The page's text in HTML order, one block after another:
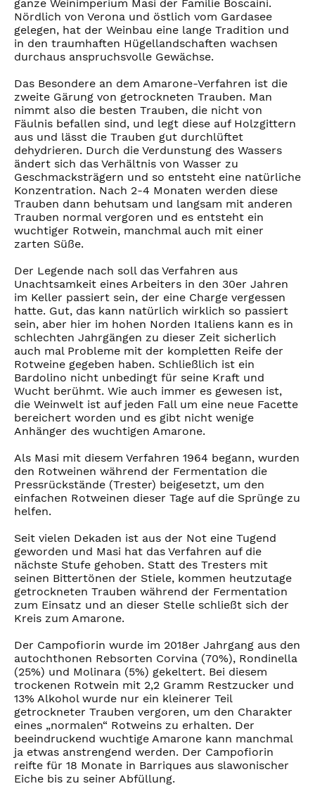
ganze Weinimperium Masi der Familie Boscaini.
Nördlich von Verona und östlich vom Gardasee
gelegen, hat der Weinbau eine lange Tradition und
in den traumhaften Hügellandschaften wachsen
durchaus anspruchsvolle Gewächse.
Das Besondere an dem Amarone-Verfahren ist die
zweite Gärung von getrockneten Trauben. Man
nimmt also die besten Trauben, die nicht von
Fäulnis befallen sind, und legt diese auf Holzgittern
aus und lässt die Trauben gut durchlüftet
dehydrieren. Durch die Verdunstung des Wassers
ändert sich das Verhältnis von Wasser zu
Geschmacksträgern und so entsteht eine natürliche
Konzentration. Nach 2-4 Monaten werden diese
Trauben dann behutsam und langsam mit anderen
Trauben normal vergoren und es entsteht ein
wuchtiger Rotwein, manchmal auch mit einer
zarten Süße.
Der Legende nach soll das Verfahren aus
Unachtsamkeit eines Arbeiters in den 30er Jahren
im Keller passiert sein, der eine Charge vergessen
hatte. Gut, das kann natürlich wirklich so passiert
sein, aber hier im hohen Norden Italiens kann es in
schlechten Jahrgängen zu dieser Zeit sicherlich
auch mal Probleme mit der kompletten Reife der
Rotweine gegeben haben. Schließlich ist ein
Bardolino nicht unbedingt für seine Kraft und
Wucht berühmt. Wie auch immer es gewesen ist,
die Weinwelt ist auf jeden Fall um eine neue Facette
bereichert worden und es gibt nicht wenige
Anhänger des wuchtigen Amarone.
Als Masi mit diesem Verfahren 1964 begann, wurden
den Rotweinen während der Fermentation die
Pressrückstände (Trester) beigesetzt, um den
einfachen Rotweinen dieser Tage auf die Sprünge zu
helfen.
Seit vielen Dekaden ist aus der Not eine Tugend
geworden und Masi hat das Verfahren auf die
nächste Stufe gehoben. Statt des Tresters mit
seinen Bittertönen der Stiele, kommen heutzutage
getrockneten Trauben während der Fermentation
zum Einsatz und an dieser Stelle schließt sich der
Kreis zum Amarone.
Der Campofiorin wurde im 2018er Jahrgang aus den
autochthonen Rebsorten Corvina (70%), Rondinella
(25%) und Molinara (5%) gekeltert. Bei diesem
trockenen Rotwein mit 2,2 Gramm Restzucker und
13% Alkohol wurde nur ein kleinerer Teil
getrockneter Trauben vergoren, um den Charakter
eines „normalen“ Rotweins zu erhalten. Der
beeindruckend wuchtige Amarone kann manchmal
ja etwas anstrengend werden. Der Campofiorin
reifte für 18 Monate in Barriques aus slawonischer
Eiche bis zu seiner Abfüllung.